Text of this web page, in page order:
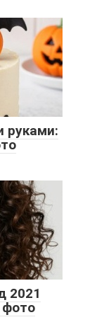
руками:
2021